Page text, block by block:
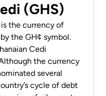
(GHS)
the currency of
the GH¢ symbol.
Cedi
the currency
several
cycle of debt